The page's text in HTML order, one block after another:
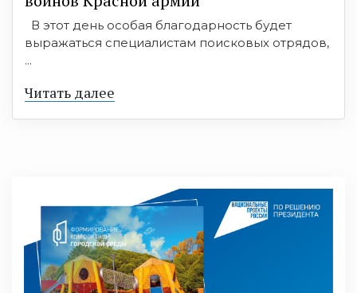
В этот день особая благодарность будет
выражаться специалистам поисковых отрядов,
...
Читать далее